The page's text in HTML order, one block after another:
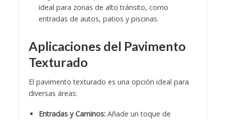
ideal para zonas de alto tránsito, como
entradas de autos, patios y piscinas.
Aplicaciones del Pavimento
Texturado
El pavimento texturado es una opción ideal para
diversas áreas:
Entradas y Caminos:Añade un toque de